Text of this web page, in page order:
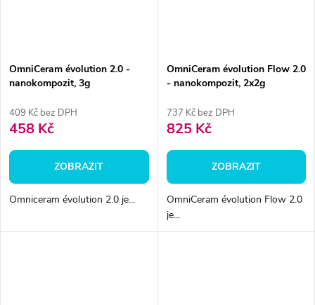
OmniCeram évolution 2.0 -
nanokompozit, 3g
409 Kč bez DPH
458 Kč
ZOBRAZIT
Omniceram évolution 2.0 je...
OmniCeram évolution Flow 2.0
- nanokompozit, 2x2g
737 Kč bez DPH
825 Kč
ZOBRAZIT
OmniCeram évolution Flow 2.0
je...